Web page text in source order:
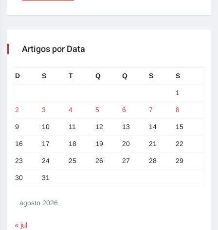
Artigos por Data
agosto 2026
D S T Q Q S S
1
2 3 4 5 6 7 8
9 10 11 12 13 14 15
16 17 18 19 20 21 22
23 24 25 26 27 28 29
30 31
« jul